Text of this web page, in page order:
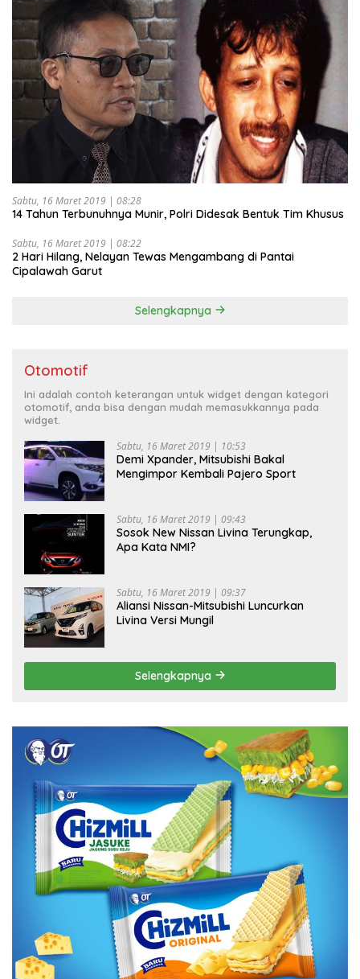
Sabtu, 16 Maret 2019 | 08:28
14 Tahun Terbunuhnya Munir, Polri Didesak Bentuk Tim Khusus
Sabtu, 16 Maret 2019 | 08:22
2 Hari Hilang, Nelayan Tewas Mengambang di Pantai
Cipalawah Garut
Selengkapnya
Otomotif
Ini adalah contoh keterangan untuk widget dengan kategori
otomotif, anda bisa dengan mudah memasukkannya pada
widget.
Sabtu, 16 Maret 2019 | 10:53
Demi Xpander, Mitsubishi Bakal
Mengimpor Kembali Pajero Sport
Sabtu, 16 Maret 2019 | 09:43
Sosok New Nissan Livina Terungkap,
Apa Kata NMI?
Sabtu, 16 Maret 2019 | 09:37
Aliansi Nissan-Mitsubishi Luncurkan
Livina Versi Mungil
Selengkapnya